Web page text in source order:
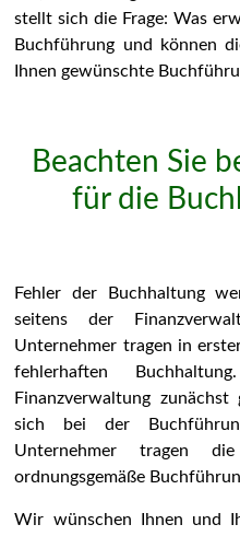
stellt sich die Frage: Was
Buchführung und können
Ihnen gewünschte
Beachten Sie
für die
Fehler der Buchhaltung
seitens der
Unternehmer tragen in
fehlerhaften
Finanzverwaltung
sich bei der
Unternehmer tragen
ordnungsgemäße
Wir wünschen Ihnen und